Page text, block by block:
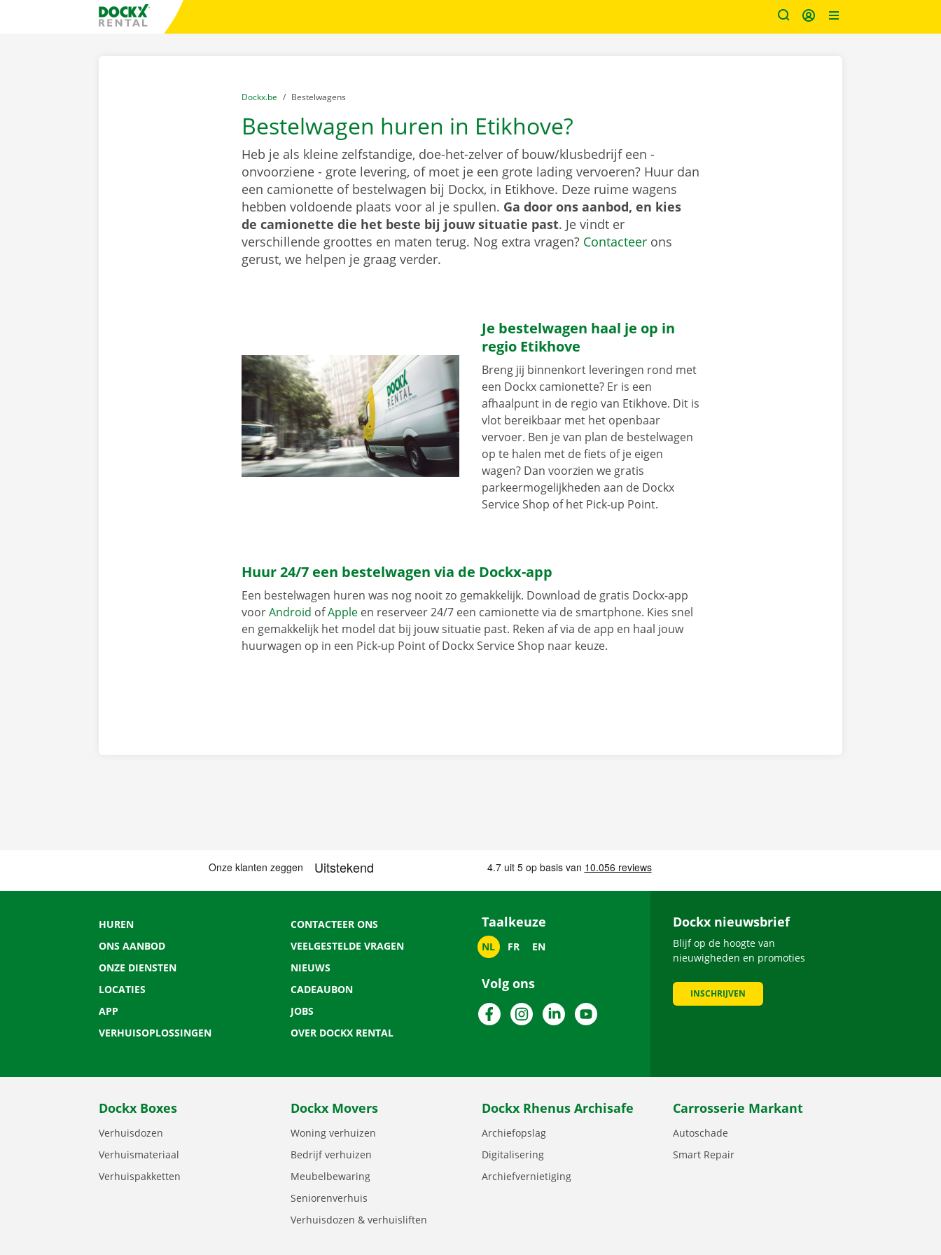
Taalselectie overslaanFratello DEMO
U bevindt zich hier:
van
Dockx.be naar
Bestelwagens
Bestelwagen huren in Etikhove?
Heb je als kleine zelfstandige, doe-het-zelver of bouw/klusbedrijf een -
onvoorziene - grote levering, of moet je een grote lading vervoeren? Huur dan
een camionette of bestelwagen bij Dockx, in Etikhove. Deze ruime wagens
hebben voldoende plaats voor al je spullen. Ga door ons aanbod, en kies
de camionette die het beste bij jouw situatie past. Je vindt er
verschillende groottes en maten terug. Nog extra vragen? Contacteerons
gerust, we helpen je graag verder.
Je bestelwagen haal je op in
regio Etikhove
Breng jij binnenkort leveringen rond met
een Dockx camionette? Er is een
afhaalpunt in de regio van Etikhove. Dit is
vlot bereikbaar met het openbaar
vervoer. Ben je van plan de bestelwagen
op te halen met de fiets of je eigen
wagen? Dan voorzien we gratis
parkeermogelijkheden aan de Dockx
Service Shop of het Pick-up Point.
Huur 24/7 een bestelwagen via de Dockx-app
Een bestelwagen huren was nog nooit zo gemakkelijk. Download de gratis Dockx-app
voorAndroid ofAppleen reserveer 24/7 een camionette via de smartphone. Kies snel
en gemakkelijk het model dat bij jouw situatie past. Reken af via de app en haal jouw
huurwagen op in een Pick-up Point of Dockx Service Shop naar keuze.
HUREN
ONS AANBOD
ONZE DIENSTEN
LOCATIES
APP
VERHUISOPLOSSINGEN
CONTACTEER ONS
VEELGESTELDE VRAGEN
NIEUWS
CADEAUBON
JOBS
OVER DOCKX RENTAL
Taalkeuze
NL FR EN
Volg ons
FacebookInstagramLinkedInYouTube
Dockx nieuwsbrief
Blijf op de hoogte van
nieuwigheden en promoties
INSCHRIJVEN
Dockx Boxes
Verhuisdozen
Verhuismateriaal
Verhuispakketten
Dockx Movers
Woning verhuizen
Bedrijf verhuizen
Meubelbewaring
Seniorenverhuis
Verhuisdozen & verhuisliften
Dockx Rhenus Archisafe
Archiefopslag
Digitalisering
Archiefvernietiging
Carrosserie Markant
Autoschade
Smart Repair